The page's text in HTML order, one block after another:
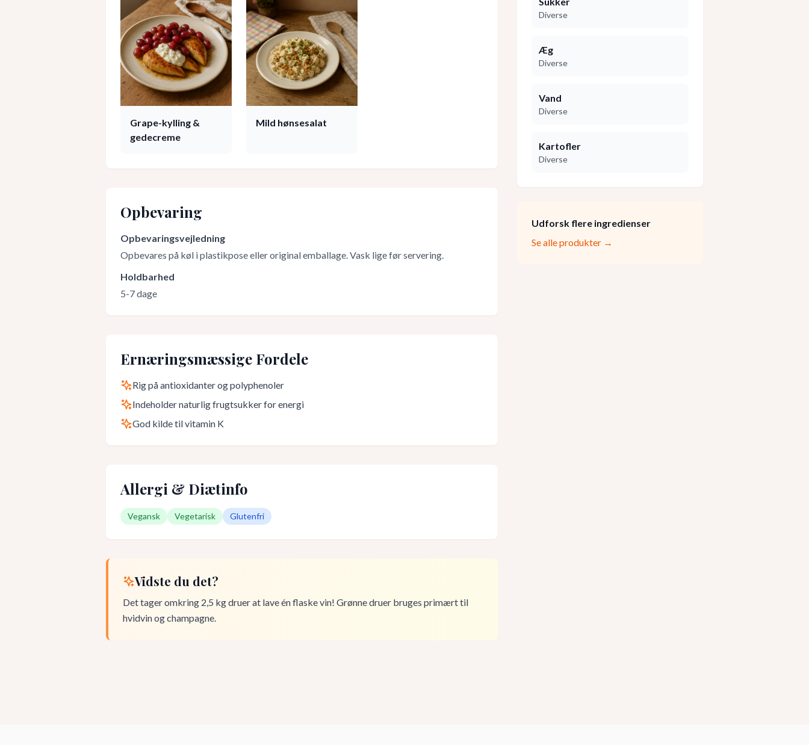
Grape-kylling &
gedecreme
Mild hønsesalat
Opbevaring
Opbevaringsvejledning
Opbevares på køl i plastikpose eller original emballage. Vask lige før servering.
Holdbarhed
5-7 dage
Ernæringsmæssige Fordele
Rig på antioxidanter og polyphenoler
Indeholder naturlig frugtsukker for energi
God kilde til vitamin K
Allergi & Diætinfo
Vegansk Vegetarisk Glutenfri
Vidste du det?
Det tager omkring 2,5 kg druer at lave én flaske vin! Grønne druer bruges primært til
hvidvin og champagne.
Diverse
Æg
Diverse
Vand
Diverse
Kartofler
Diverse
Udforsk flere ingredienser
Se alle produkter →